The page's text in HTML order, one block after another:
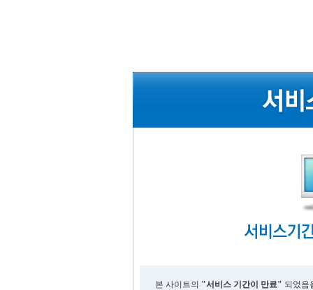
본 사이트의 "서비스 기간이 만료" 되었음